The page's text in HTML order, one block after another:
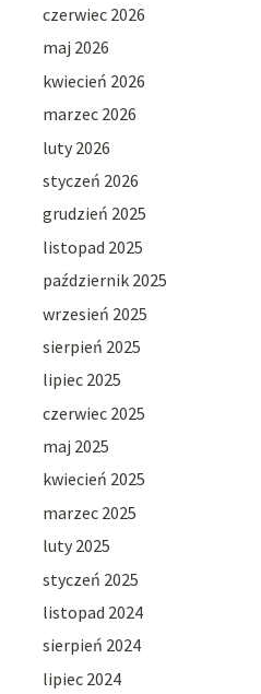
czerwiec 2026
maj 2026
kwiecień 2026
marzec 2026
luty 2026
styczeń 2026
grudzień 2025
listopad 2025
październik 2025
wrzesień 2025
sierpień 2025
lipiec 2025
czerwiec 2025
maj 2025
kwiecień 2025
marzec 2025
luty 2025
styczeń 2025
listopad 2024
sierpień 2024
lipiec 2024